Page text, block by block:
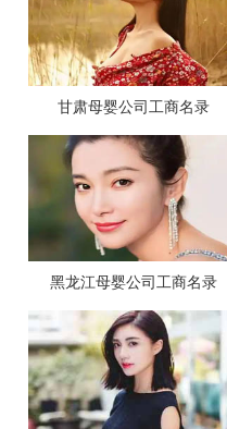
甘肃母婴公司工商名录
黑龙江母婴公司工商名录